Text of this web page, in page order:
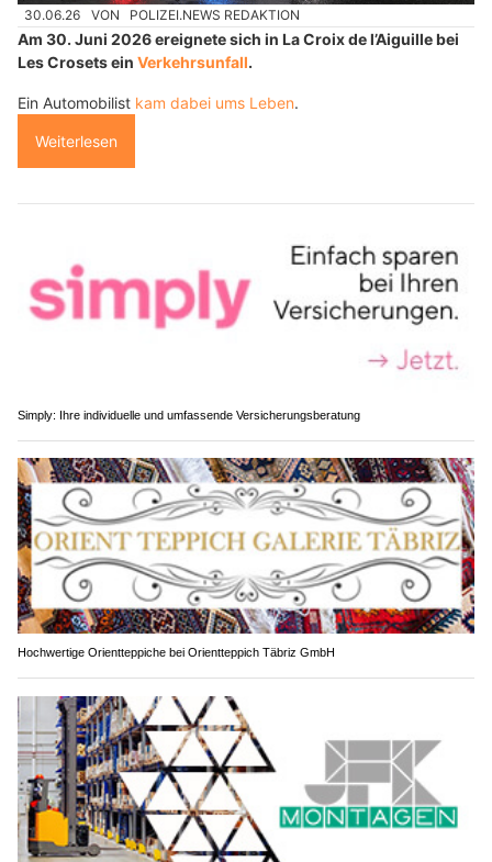
30.06.26 VON POLIZEI.NEWS REDAKTION
Am 30. Juni 2026 ereignete sich in La Croix de l’Aiguille bei
Les Crosets ein Verkehrsunfall.
Ein Automobilist kam dabei ums Leben.
Weiterlesen
Simply: Ihre individuelle und umfassende Versicherungsberatung
Hochwertige Orientteppiche bei Orientteppich Täbriz GmbH